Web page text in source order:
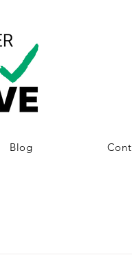
Blog